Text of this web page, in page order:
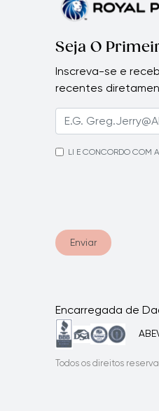
Seja O
Inscreva-se e
recentes
LI E CONCORDO COM A
Enviar
Encarregada de
Todos os direitos